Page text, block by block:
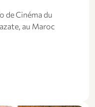
de Cinéma du
au Maroc